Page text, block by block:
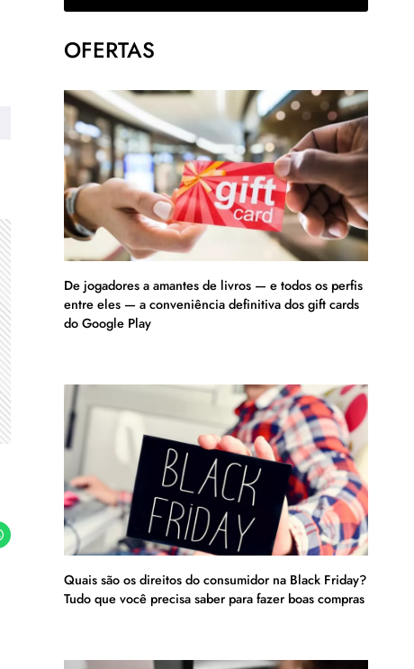
OFERTAS
De jogadores a amantes de livros — e todos os perfis
entre eles — a conveniência definitiva dos gift cards
do Google Play
Quais são os direitos do consumidor na Black Friday?
Tudo que você precisa saber para fazer boas compras